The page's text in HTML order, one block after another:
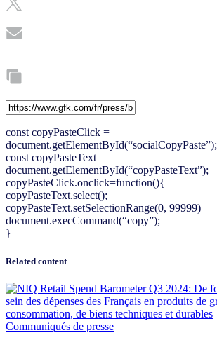
const copyPasteClick =
document.getElementById(“socialCopyPaste”);
const copyPasteText =
document.getElementById(“copyPasteText”);
copyPasteClick.onclick=function(){
copyPasteText.select();
copyPasteText.setSelectionRange(0, 99999)
document.execCommand(“copy”);
}
Related content
Communiqués de presse